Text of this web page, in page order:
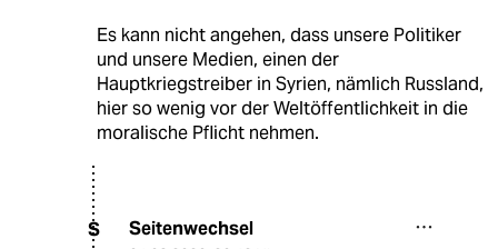
Es kann nicht angehen, dass unsere Politiker
und unsere Medien, einen der
Hauptkriegstreiber in Syrien, nämlich Russland,
hier so wenig vor der Weltöffentlichkeit in die
moralische Pflicht nehmen.
S Seitenwechsel